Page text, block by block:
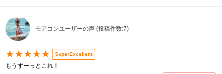
モアコンユーザーの声 (投稿件数:7)
★★★★★ SuperExcellent
もうずーっとこれ！